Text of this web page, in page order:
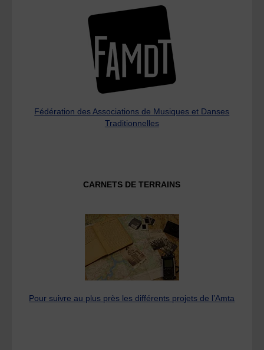
Fédération des Associations de Musiques et Danses
Traditionnelles
CARNETS DE TERRAINS
Pour suivre au plus près les différents projets de l’Amta